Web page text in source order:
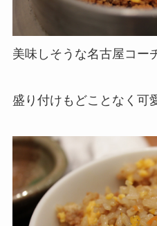
美味しそうな名古屋コー
盛り付けもどことなく可